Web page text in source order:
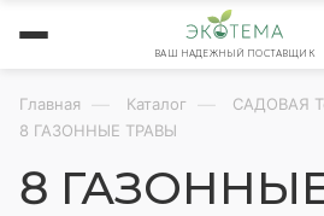
ВАШ НАДЕЖНЫЙ ПОСТАВЩИК
Главная — Каталог — САДОВАЯ
8 ГАЗОННЫЕ ТРАВЫ
8